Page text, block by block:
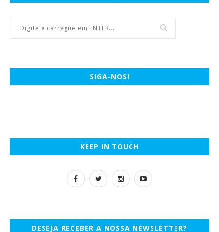
SIGA-NOS!
KEEP IN TOUCH
DESEJA RECEBER A NOSSA NEWSLETTER?